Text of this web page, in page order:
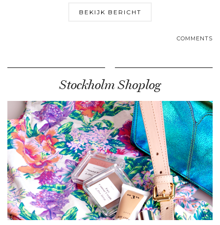
BEKIJK BERICHT
COMMENTS
Stockholm Shoplog